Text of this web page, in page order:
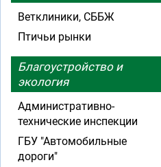
Ветклиники, СББЖ
Птичьи рынки
Благоустройство и
экология
Административно-
технические инспекции
ГБУ "Автомобильные
дороги"